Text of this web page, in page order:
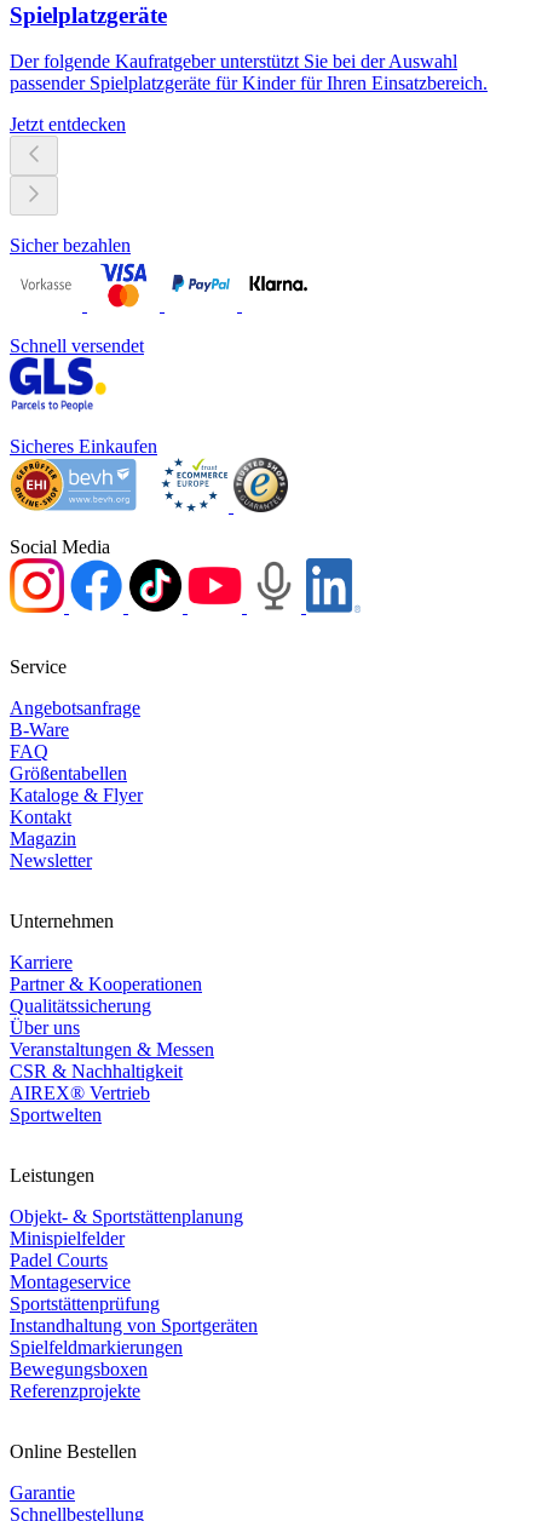
Spielplatzgeräte
Der folgende Kaufratgeber unterstützt Sie bei der Auswahl
passender Spielplatzgeräte für Kinder für Ihren Einsatzbereich.
Jetzt entdecken
Sicher bezahlen
Schnell versendet
Sicheres Einkaufen
Social Media
Service
Angebotsanfrage
B-Ware
FAQ
Größentabellen
Kataloge & Flyer
Kontakt
Magazin
Newsletter
Unternehmen
Karriere
Partner & Kooperationen
Qualitätssicherung
Über uns
Veranstaltungen & Messen
CSR & Nachhaltigkeit
AIREX® Vertrieb
Sportwelten
Leistungen
Objekt- & Sportstättenplanung
Minispielfelder
Padel Courts
Montageservice
Sportstättenprüfung
Instandhaltung von Sportgeräten
Spielfeldmarkierungen
Bewegungsboxen
Referenzprojekte
Online Bestellen
Garantie
Schnellbestellung